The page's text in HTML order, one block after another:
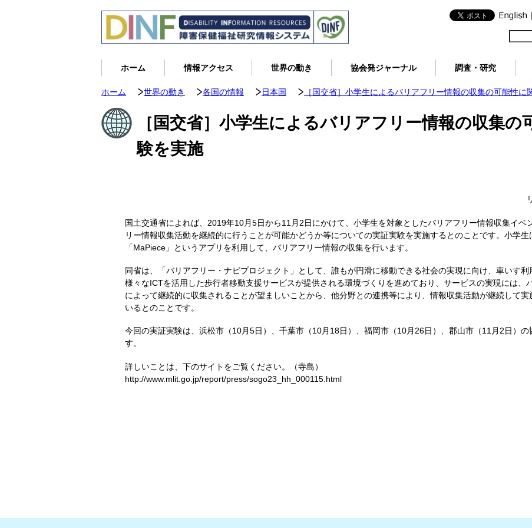
ホーム 情報アクセス 世界の動き 協会発ジャーナル 調査・研究
ホーム 世界の動き 各国の情報 日本国 ［国交省］小学生によるバリアフリー情報の収集の可能性に
［国交省］小学生によるバリアフリー情報の収集の
験を実施
国土交通省によれば、2019年10月5日から11月2日にかけて、小学生を対象としたバリアフリー情報収集イベ
リー情報収集活動を継続的に行うことが可能かどうか等についての実証実験を実施するとのことです。小学
「MaPiece」というアプリを利用して、バリアフリー情報の収集を行います。
同省は、「バリアフリー・ナビプロジェクト」として、誰もが円滑に移動できる社会の実現に向け、車いす利
様々なICTを活用した歩行者移動支援サービスが提供される環境づくりを進めており、サービスの実現には、
によって継続的に収集されることが望ましいことから、他分野との連携等により、情報収集活動が継続して
いるとのことです。
今回の実証実験は、浜松市（10月5日）、千葉市（10月18日）、福岡市（10月26日）、郡山市（11月2日）
す。
詳しいことは、下のサイトをご覧ください。（寺島）
http://www.mlit.go.jp/report/press/sogo23_hh_000115.html